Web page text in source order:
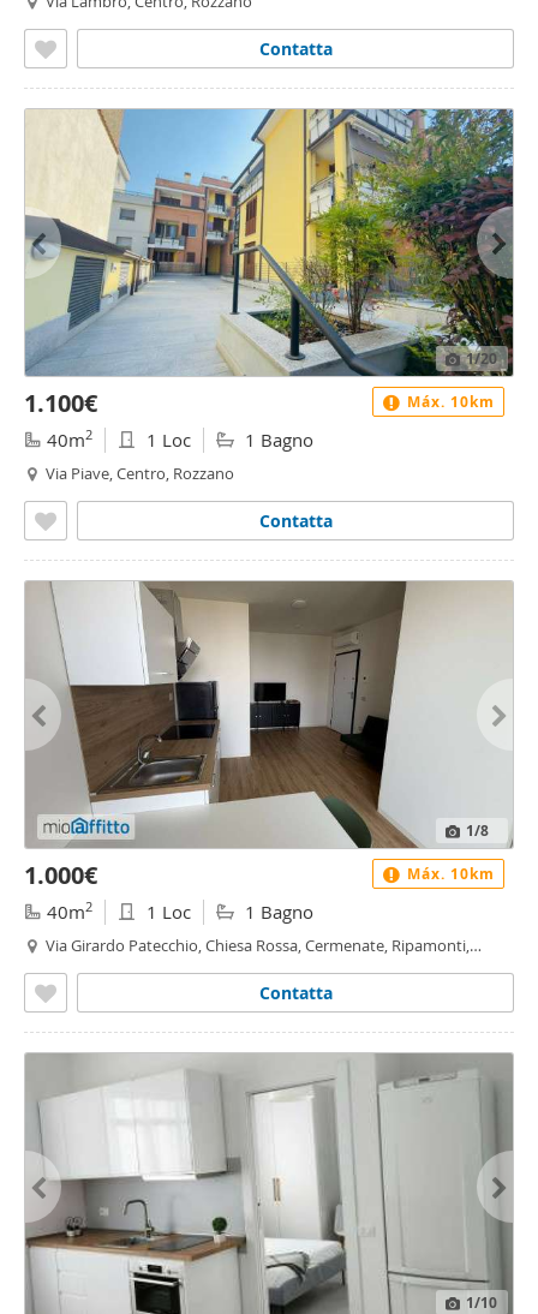
Contatta
1/20
1.100€
40m2 1 Loc 1 Bagno
Via Piave, Centro, Rozzano
Contatta
Máx. 10km
1/8
1.000€
40m2 1 Loc 1 Bagno
Via Girardo Patecchio, Chiesa Rossa, Cermenate, Ripamonti,
Contatta
Máx. 10km
1/10